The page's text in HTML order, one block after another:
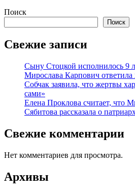
Поиск
Поиск
Свежие записи
Сыну Стоцкой исполнилось 9
Мирослава Карпович ответила
Собчак заявила, что жертвы
сами»
Елена Проклова считает, что
Сябитова рассказала о
Свежие комментарии
Нет комментариев для просмотра.
Архивы